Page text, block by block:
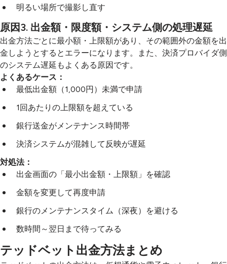
明るい場所で撮影し直す
原因3. 出金額・限度額・システム側の処理遅延
出金方法ごとに最小額・上限額があり、その範囲外の金額を出
金しようとするとエラーになります。また、決済プロバイダ側
のシステム遅延もよくある原因です。
よくあるケース：
最低出金額（1,000円）未満で申請
1回あたりの上限額を超えている
銀行送金がメンテナンス時間帯
決済システムが混雑して反映が遅延
対処法：
出金画面の「最小出金額・上限額」を確認
金額を変更して再度申請
銀行のメンテナンスタイム（深夜）を避ける
数時間～翌日まで待ってみる
テッドベット出金方法まとめ